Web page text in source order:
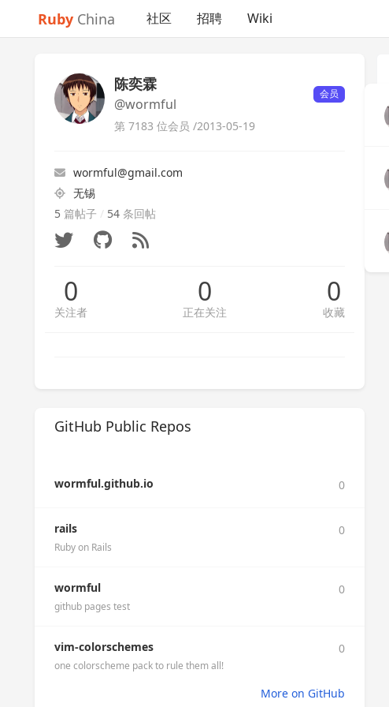
Ruby China 社区 招聘 Wiki
陈奕霖
@wormful
会员
第 7183 位会员 /2013-05-19
wormful@gmail.com
无锡
5 篇帖子 / 54 条回帖
0
关注者
0
正在关注
0
收藏
GitHub Public Repos
wormful.github.io 0
rails 0
Ruby on Rails
wormful 0
github pages test
vim-colorschemes 0
one colorscheme pack to rule them all!
More on GitHub